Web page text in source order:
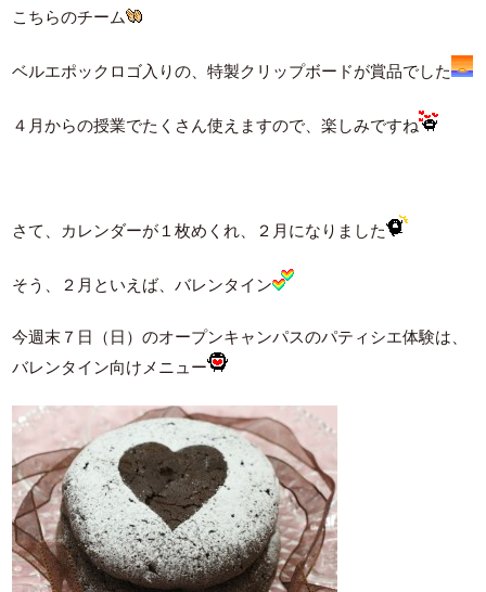
こちらのチーム
ベルエポックロゴ入りの、特製クリップボードが賞品でした
４月からの授業でたくさん使えますので、楽しみですね
さて、カレンダーが１枚めくれ、２月になりました
そう、２月といえば、バレンタイン
今週末７日（日）のオープンキャンパスのパティシエ体験は、
バレンタイン向けメニュー